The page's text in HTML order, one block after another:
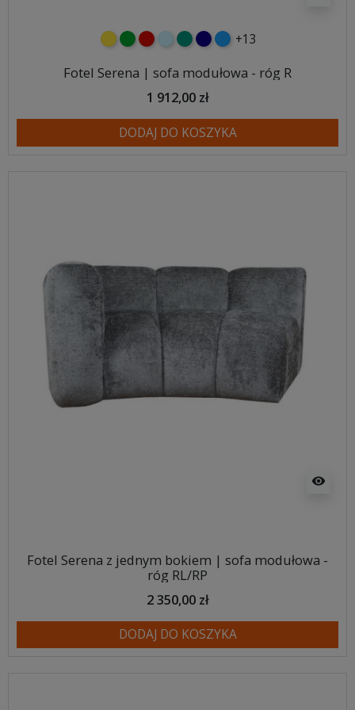
żółtyzielonyczerwony
błękitnyturkusowy
granatowy
niebieski
+13
Fotel Serena | sofa modułowa - róg R
1 912,00 zł
DODAJ DO KOSZYKA
visibility
Fotel Serena z jednym bokiem | sofa modułowa -
róg RL/RP
2 350,00 zł
DODAJ DO KOSZYKA